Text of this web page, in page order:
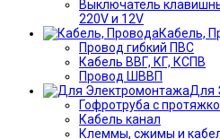
Выключатель
220V и 12V
Кабель,
Провод гибкий ПВС
Кабель ВВГ, КГ, КСПВ
Провод ШВВП
Для
Гофротруба с
Кабель канал
Клеммы, сжимы и